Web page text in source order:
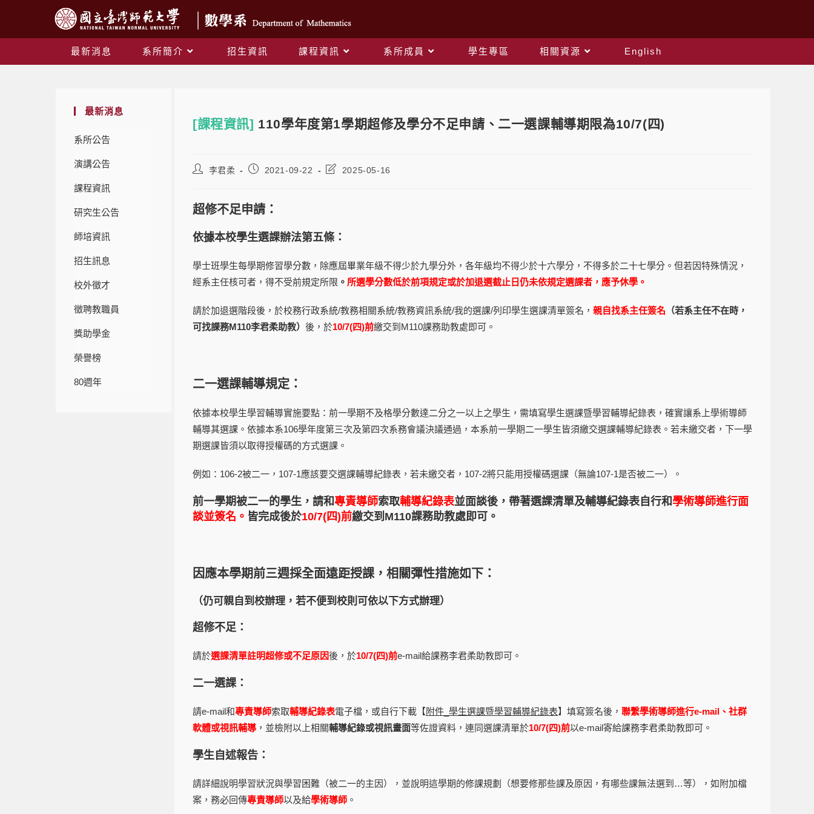
最新消息 系所簡介 招生資訊 課程資訊 系所成員 學生專區 相關資源
English
最新消息
系所公告
演講公告
課程資訊
研究生公告
師培資訊
招生訊息
校外徵才
徵聘教職員
獎助學金
榮譽榜
80週年
[課程資訊] 110學年度第1學期超修及學分不足申請、二一選課輔導期限為10/7(四)
李君柔 2021-09-22 2025-05-16
超修不足申請：
依據本校學生選課辦法第五條：
學士班學生每學期修習學分數，除應屆畢業年級不得少於九學分外，各年級均不得少於十六學分，不得多於二十七學分。但若因特殊情況，
經系主任核可者，得不受前規定所限 。 所選學分數低於前項規定或於加退選截止日仍未依規定選課者，應予休學。
請於加退選階段後，於校務行政系統/教務相關系統/教務資訊系統/我的選課/列印學生選課清單簽名， 親自找系主任簽名 （若系主任不在時，
可找課務M110李君柔助教） 後，於10/7(四)前繳交到M110課務助教處即可。
二一選課輔導規定：
依據本校學生學習輔導實施要點：前一學期不及格學分數達二分之一以上之學生，需填寫學生選課暨學習輔導紀錄表，確實讓系上學術導師
輔導其選課。依據本系106學年度第三次及第四次系務會議決議通過，本系前一學期二一學生皆須繳交選課輔導紀錄表。若未繳交者，下一學
期選課皆須以取得授權碼的方式選課。
例如：106-2被二一，107-1應該要交選課輔導紀錄表，若未繳交者，107-2將只能用授權碼選課（無論107-1是否被二一）。
前一學期被二一的學生，請和專責導師索取輔導紀錄表並面談後，帶著選課清單及輔導紀錄表自行和 學術導師進行面
談並簽名 。 皆完成後於10/7(四)前繳交到M110課務助教處即可。
因應本學期前三週採全面遠距授課，相關彈性措施如下：
（仍可親自到校辦理，若不便到校則可依以下方式辦理）
超修不足：
請於選課清單註明超修或不足原因後，於10/7(四)前e-mail給課務李君柔助教即可。
二一選課：
請e-mail和專責導師索取輔導紀錄表電子檔，或自行下載【附件_學生選課暨學習輔導紀錄表】填寫簽名後， 聯繫學術導師進行e-mail、社群
軟體或視訊輔導，並檢附以上相關輔導紀錄或視訊畫面等佐證資料，連同選課清單於10/7(四)前以e-mail寄給課務李君柔助教即可。
學生自述報告：
請詳細說明學習狀況與學習困難（被二一的主因），並說明這學期的修課規劃（想要修那些課及原因，有哪些課無法選到…等），如附加檔
案，務必回傳專責導師以及給學術導師 。